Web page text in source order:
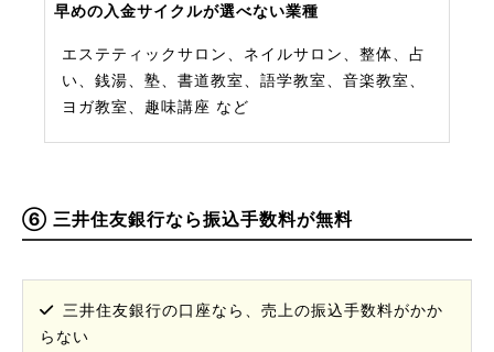
早めの入金サイクルが選べない業種
エステティックサロン、ネイルサロン、整体、占
い、銭湯、塾、書道教室、語学教室、音楽教室、
ヨガ教室、趣味講座 など
⑥ 三井住友銀行なら振込手数料が無料
三井住友銀行の口座なら、売上の振込手数料がかか
らない